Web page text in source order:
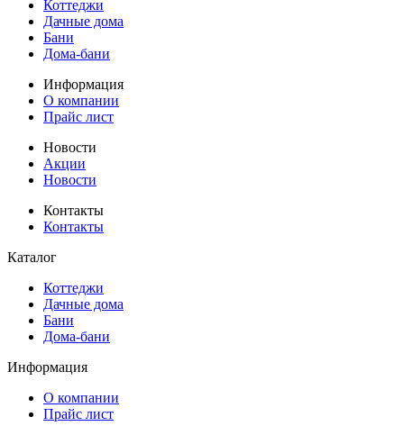
Коттеджи
Дачные дома
Бани
Дома-бани
Информация
О компании
Прайс лист
Новости
Акции
Новости
Контакты
Контакты
Каталог
Коттеджи
Дачные дома
Бани
Дома-бани
Информация
О компании
Прайс лист